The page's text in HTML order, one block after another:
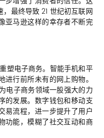
最终导致 21 世纪初互联网
亚马逊这样的幸存者不断完
塑电子商务。智能手机和平
行前所未有的网上购物。
子商务领域一股强大的力
的发展。数字钱包和移动支
易流程，进一步提升了用户
功能，模糊了社交互动和商